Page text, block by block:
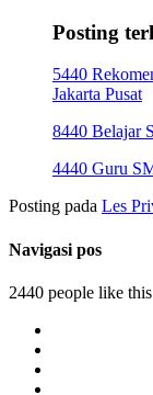
Posting
5440
Jakarta Pusat
8440 Belajar
4440 Guru
Posting pada Les
Navigasi pos
2440 people like this